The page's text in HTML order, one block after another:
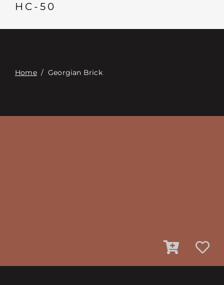
접촉
HC-50
Home/ Georgian Brick